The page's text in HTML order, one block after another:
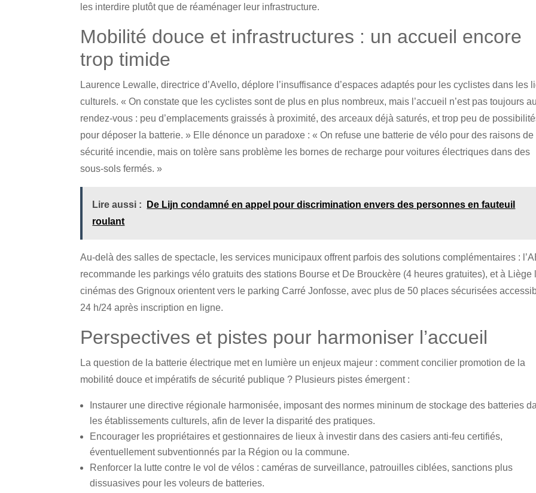
les interdire plutôt que de réaménager leur infrastructure.
Mobilité douce et infrastructures : un accueil encore
trop timide
Laurence Lewalle, directrice d’Avello, déplore l’insuffisance d’espaces adaptés pour les cyclistes dans les
culturels. « On constate que les cyclistes sont de plus en plus nombreux, mais l’accueil n’est pas toujours au
rendez-vous : peu d’emplacements graissés à proximité, des arceaux déjà saturés, et trop peu de
pour déposer la batterie. » Elle dénonce un paradoxe : « On refuse une batterie de vélo pour des raisons de
sécurité incendie, mais on tolère sans problème les bornes de recharge pour voitures électriques dans des
sous-sols fermés. »
Lire aussi :
De Lijn condamné en appel pour discrimination envers des personnes en fauteuil
roulant
Au-delà des salles de spectacle, les services municipaux offrent parfois des solutions complémentaires :
recommande les parkings vélo gratuits des stations Bourse et De Brouckère (4 heures gratuites), et à Liège
cinémas des Grignoux orientent vers le parking Carré Jonfosse, avec plus de 50 places sécurisées
24 h/24 après inscription en ligne.
Perspectives et pistes pour harmoniser l’accueil
La question de la batterie électrique met en lumière un enjeux majeur : comment concilier promotion de la
mobilité douce et impératifs de sécurité publique ? Plusieurs pistes émergent :
Instaurer une directive régionale harmonisée, imposant des normes mininum de stockage des batteries
les établissements culturels, afin de lever la disparité des pratiques.
Encourager les propriétaires et gestionnaires de lieux à investir dans des casiers anti-feu certifiés,
éventuellement subventionnés par la Région ou la commune.
Renforcer la lutte contre le vol de vélos : caméras de surveillance, patrouilles ciblées, sanctions plus
dissuasives pour les voleurs de batteries.